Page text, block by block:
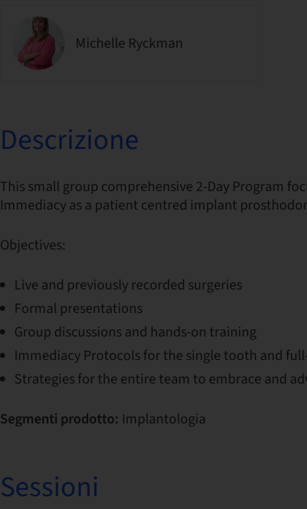
Michelle Ryckman
Descrizione
This small group comprehensive 2-Day Program
Immediacy as a patient centred implant
Objectives:
Live and previously recorded surgeries
Formal presentations
Group discussions and hands-on training
Immediacy Protocols for the single tooth and
Strategies for the entire team to embrace and
Segmenti prodotto: Implantologia
Sessioni